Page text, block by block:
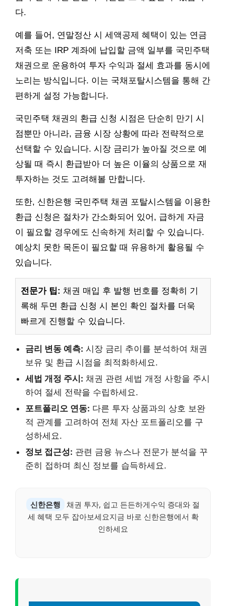
다.
예를 들어, 연말정산 시 세액공제 혜택이 있는 연금
저축 또는 IRP 계좌에 납입할 금액 일부를 국민주택
채권으로 운용하여 투자 수익과 절세 효과를 동시에
노리는 방식입니다. 이는 국채포탈시스템을 통해 간
편하게 설정 가능합니다.
국민주택 채권의 환급 신청 시점은 단순히 만기 시
점뿐만 아니라, 금융 시장 상황에 따라 전략적으로
선택할 수 있습니다. 시장 금리가 높아질 것으로 예
상될 때 즉시 환급받아 더 높은 이율의 상품으로 재
투자하는 것도 고려해볼 만합니다.
또한, 신한은행 국민주택 채권 포탈시스템을 이용한
환급 신청은 절차가 간소화되어 있어, 급하게 자금
이 필요할 경우에도 신속하게 처리할 수 있습니다.
예상치 못한 목돈이 필요할 때 유용하게 활용될 수
있습니다.
전문가 팁: 채권 매입 후 발행 번호를 정확히 기
록해 두면 환급 신청 시 본인 확인 절차를 더욱
빠르게 진행할 수 있습니다.
금리 변동 예측: 시장 금리 추이를 분석하여 채권
보유 및 환급 시점을 최적화하세요.
세법 개정 주시: 채권 관련 세법 개정 사항을 주시
하여 절세 전략을 수립하세요.
포트폴리오 연동: 다른 투자 상품과의 상호 보완
적 관계를 고려하여 전체 자산 포트폴리오를 구
성하세요.
정보 접근성: 관련 금융 뉴스나 전문가 분석을 꾸
준히 접하며 최신 정보를 습득하세요.
신한은행
채권 투자, 쉽고 든든하게수익 증대와 절
세 혜택 모두 잡아보세요지금 바로 신한은행에서 확
인하세요